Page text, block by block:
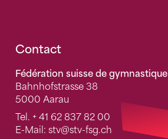
Fusszeile
Contact
Fédération suisse de gymnastique
Bahnhofstrasse 38
5000 Aarau
Tel. + 41 62 837 82 00
E-Mail: stv@stv-fsg.ch